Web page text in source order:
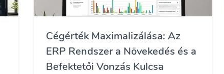
Cégérték Maximalizálása: Az
ERP Rendszer a Növekedés és a
Befektetői Vonzás Kulcsa